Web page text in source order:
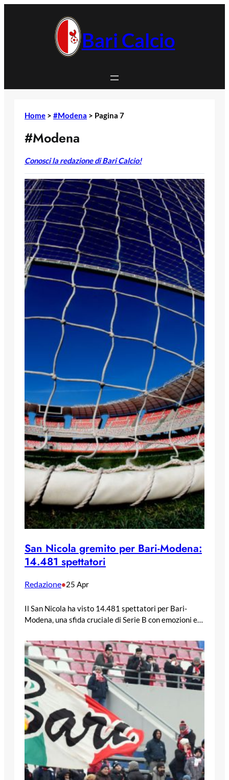
Bari Calcio
Home > #Modena > Pagina 7
#Modena
Conosci la redazione di Bari Calcio!
San Nicola gremito per Bari-Modena:
14.481 spettatori
Redazione•25 Apr
Il San Nicola ha visto 14.481 spettatori per Bari-
Modena, una sfida cruciale di Serie B con emozioni e…